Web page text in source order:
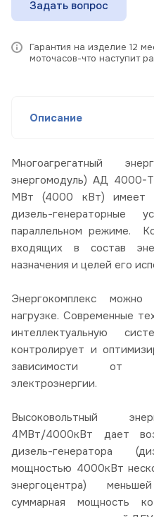
Задать вопрос
Гарантия на изделие 12
моточасов-что наступит
Описание
Многоагрегатный
энергомодуль) АД
МВт (4000 кВт) имеет в
дизель-генераторные
параллельном режиме.
входящих в состав
назначения и целей его
Энергокомплекс
нагрузке. Современные
интеллектуальную
контролирует и
зависимости от
электроэнергии.
Высоковольтный
4МВт/4000кВт дает
дизель-генератора
мощностью 4000кВт
энергоцентра)
суммарная мощность